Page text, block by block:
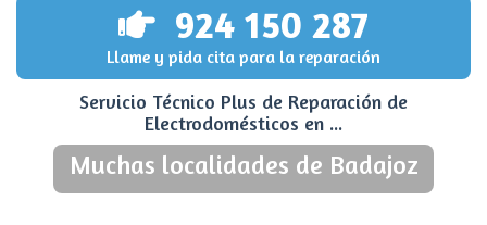
924 150 287
Llame y pida cita para la reparación
Servicio Técnico Plus de Reparación de
Electrodomésticos en ...
Muchas localidades de Badajoz